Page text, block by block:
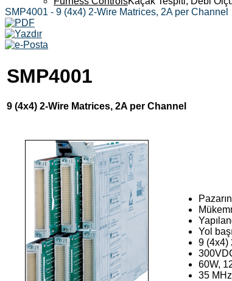
SMP4001 - 9 (4x4) 2-Wire Matrices, 2A per Channel
SMP4001
9 (4x4) 2-Wire Matrices, 2A per Channel
Yol
9 (4x4)
60W,
35